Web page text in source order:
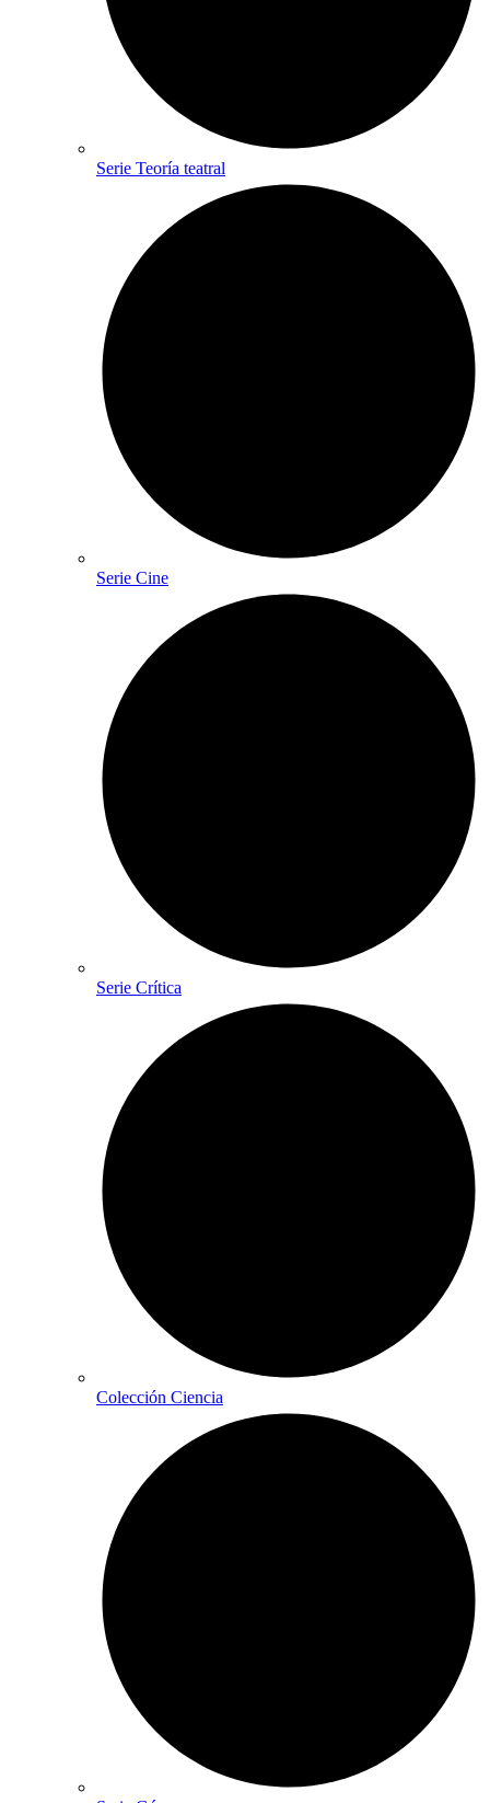
Serie Teoría teatral
Serie Cine
Serie Crítica
Colección Ciencia